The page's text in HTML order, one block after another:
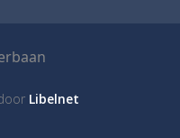
Libelnet